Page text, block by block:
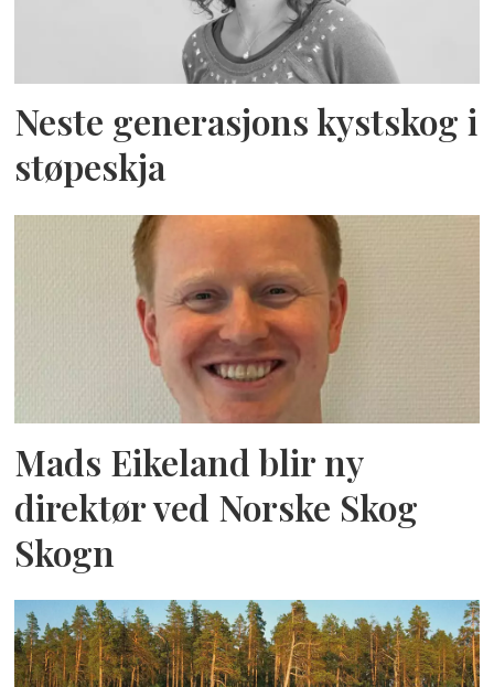
Neste generasjons kystskog i
støpeskja
Mads Eikeland blir ny
direktør ved Norske Skog
Skogn